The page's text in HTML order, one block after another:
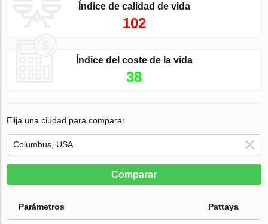
Índice de calidad de vida
102
Índice del coste de la vida
38
Elija una ciudad para comparar
Comparar
Parámetros Pattaya